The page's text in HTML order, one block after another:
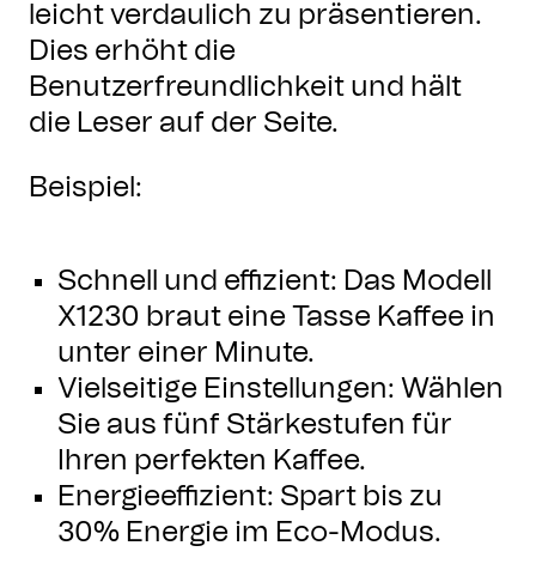
leicht verdaulich zu präsentieren.
Dies erhöht die
Benutzerfreundlichkeit und hält
die Leser auf der Seite.
Beispiel:
Schnell und effizient: Das Modell
X1230 braut eine Tasse Kaffee in
unter einer Minute.
Vielseitige Einstellungen: Wählen
Sie aus fünf Stärkestufen für
Ihren perfekten Kaffee.
Energieeffizient: Spart bis zu
30% Energie im Eco-Modus.